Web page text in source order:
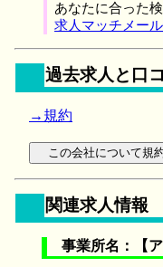
あなたに合った
求人マッチメール
過去求人と口
→規約
関連求人情報
事業所名：【